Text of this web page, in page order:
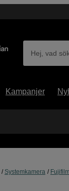
Hej, vad
Kampanjer
Systemkamera Fujifilm